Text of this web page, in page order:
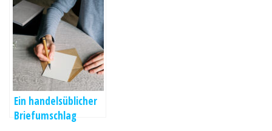
Ein handelsüblicher
Briefumschlag